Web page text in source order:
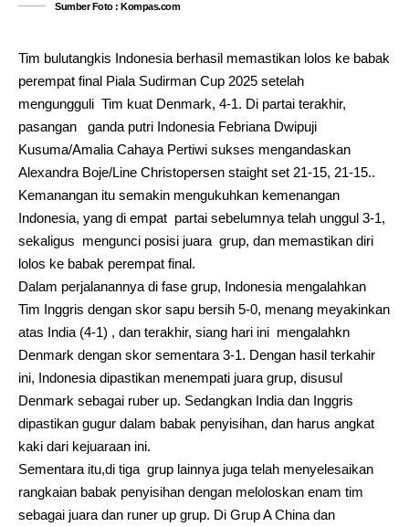
Sumber Foto : Kompas.com
Tim bulutangkis Indonesia berhasil memastikan lolos ke babak
perempat final Piala Sudirman Cup 2025 setelah
mengungguli Tim kuat Denmark, 4-1. Di partai terakhir,
pasangan ganda putri Indonesia Febriana Dwipuji
Kusuma/Amalia Cahaya Pertiwi sukses mengandaskan
Alexandra Boje/Line Christopersen staight set 21-15, 21-15..
Kemanangan itu semakin mengukuhkan kemenangan
Indonesia, yang di empat partai sebelumnya telah unggul 3-1,
sekaligus mengunci posisi juara grup, dan memastikan diri
lolos ke babak perempat final.
Dalam perjalanannya di fase grup, Indonesia mengalahkan
Tim Inggris dengan skor sapu bersih 5-0, menang meyakinkan
atas India (4-1) , dan terakhir, siang hari ini mengalahkn
Denmark dengan skor sementara 3-1. Dengan hasil terkahir
ini, Indonesia dipastikan menempati juara grup, disusul
Denmark sebagai ruber up. Sedangkan India dan Inggris
dipastikan gugur dalam babak penyisihan, dan harus angkat
kaki dari kejuaraan ini.
Sementara itu,di tiga grup lainnya juga telah menyelesaikan
rangkaian babak penyisihan dengan meloloskan enam tim
sebagai juara dan runer up grup. Di Grup A China dan